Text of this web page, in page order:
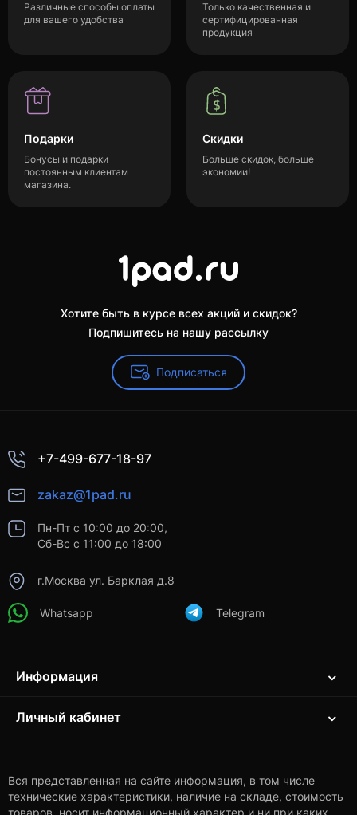
Различные способы оплаты
для вашего удобства
Только качественная и
сертифицированная
продукция
Подарки
Бонусы и подарки
постоянным клиентам
магазина.
Скидки
Больше скидок, больше
экономии!
Хотите быть в курсе всех акций и скидок?
Подпишитесь на нашу рассылку
Подписаться
+7-499-677-18-97
zakaz@1pad.ru
Пн-Пт с 10:00 до 20:00,
Сб-Вс с 11:00 до 18:00
г.Москва ул. Барклая д.8
Whatsapp Telegram
Информация
Личный кабинет
Вся представленная на сайте информация, в том числе
технические характеристики, наличие на складе, стоимость
товаров, носит информационный характер и ни при каких